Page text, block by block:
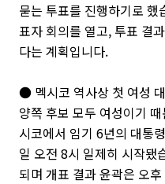
묻는 투표를 진행하기로 했
표자 회의를 열고, 투표 결
다는 계획입니다.
● 멕시코 역사상 첫 여성
양쪽 후보 모두 여성이기
시코에서 임기 6년의 대통
일 오전 8시 일제히 시작됐
되며 개표 결과 윤곽은 오